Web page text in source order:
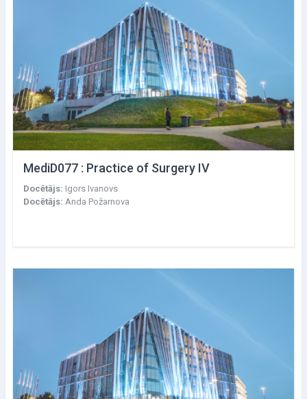
MediD077 : Practice of Surgery IV
Docētājs: Igors Ivanovs
Docētājs: Anda Požarnova